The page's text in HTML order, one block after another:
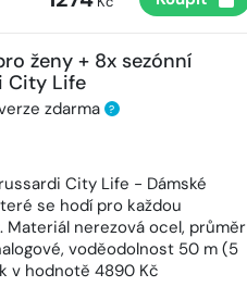
ženy + 8x sezónní
City Life
zdarma ?
City Life - Dámské
se hodí pro každou
Materiál nerezová ocel, průměr
voděodolnost 50 m (5
v hodnotě 4890 Kč